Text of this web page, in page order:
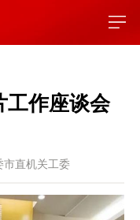
工作座谈会
市直机关工委